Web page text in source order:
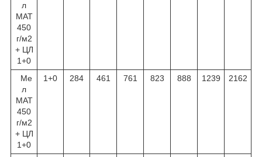
л
МАТ
450
г/м2
+ ЦЛ
1+0
Ме
л
МАТ
450
г/м2
+ ЦЛ
1+0
1+0 284 461 761 823 888 1239 2162